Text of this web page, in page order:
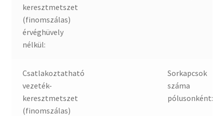
keresztmetszet
(finomszálas)
érvéghüvely
nélkül:
Csatlakoztatható
vezeték-
keresztmetszet
(finomszálas)
Sorkapcsok
száma
pólusonként: